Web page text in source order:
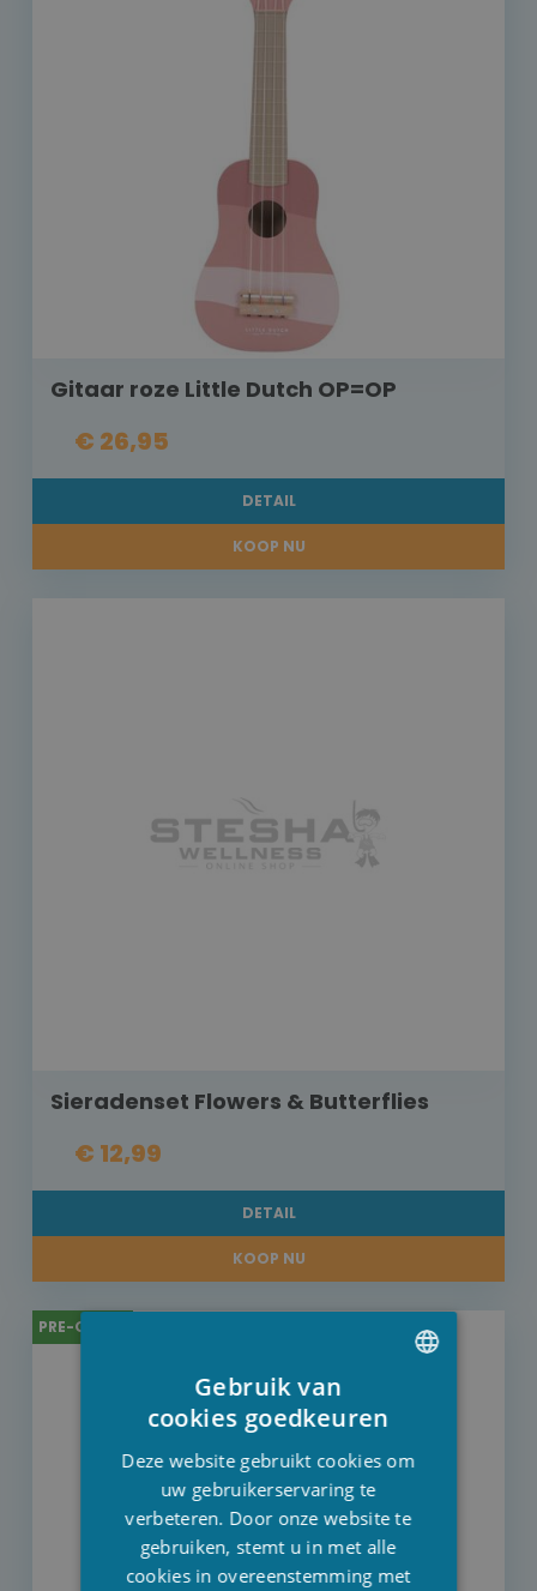
Gitaar roze Little Dutch OP=OP
€ 26,95
DETAIL
KOOP NU
Sieradenset Flowers & Butterflies
€ 12,99
DETAIL
KOOP NU
PRE-ORDER
ENGLISH
Gebruik van
cookies goedkeuren
Deze website gebruikt cookies om
uw gebruikerservaring te
verbeteren. Door onze website te
gebruiken, stemt u in met alle
cookies in overeenstemming met